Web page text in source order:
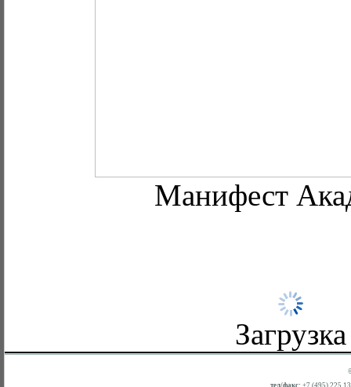
Манифест
Загрузка
тел/факс: +7 (495) 225